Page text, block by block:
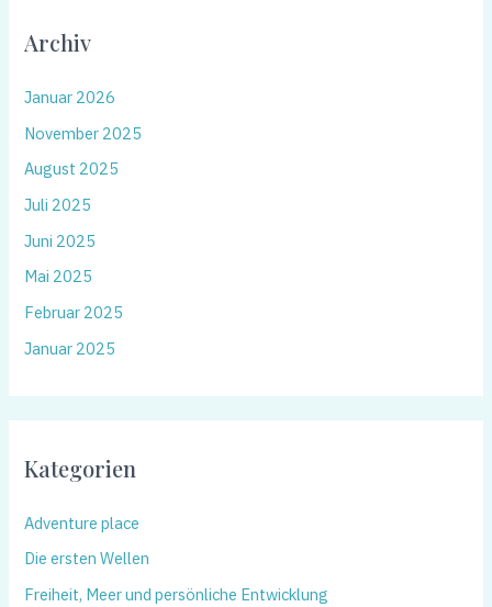
Archiv
Januar 2026
November 2025
August 2025
Juli 2025
Juni 2025
Mai 2025
Februar 2025
Januar 2025
Kategorien
Adventure place
Die ersten Wellen
Freiheit, Meer und persönliche Entwicklung